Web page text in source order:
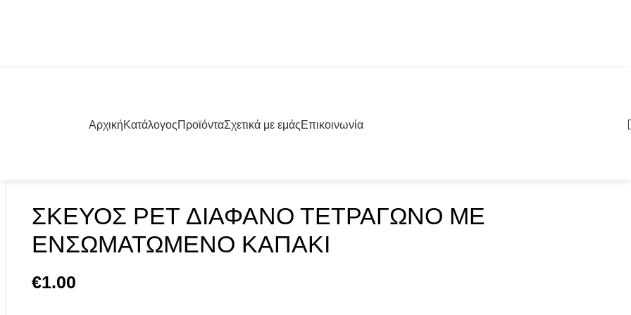
ΑρχικήΚατάλογοςΠροϊόνταΣχετικά με εμάςΕπικοινωνία
ΣΚΕΥΟΣ PET ΔΙΑΦΑΝΟ ΤΕΤΡΑΓΩΝΟ ΜΕ
ΕΝΣΩΜΑΤΩΜΕΝΟ ΚΑΠΑΚΙ
€1.00